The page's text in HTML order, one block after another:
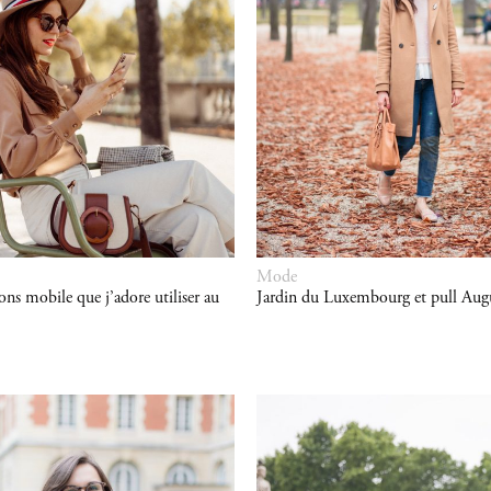
mobile que j’adore utiliser au
Mode
Jardin du Luxembourg et pull